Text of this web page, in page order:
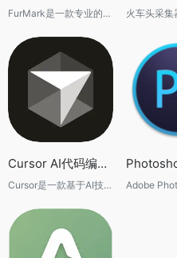
FurMark是一款专业的GPU压力测试工具，支持最新的RTX5090与RX9070显卡，具备稳定性测试、实时监控、自定义参数等功能，适用于游戏玩家与硬件发烧友，提供绿色免安装汉化版本。
Cursor AI代码编辑器下载,智能编程工具安装教程与使用指南
Cursor是一款基于AI技术的智能代码编辑器，支持自动补全、代码生成与智能优化。本教程提供Cursor软件下载地址、安装方法及使用指南，帮助开发者快速上手AI编程工具，提高开发效率。